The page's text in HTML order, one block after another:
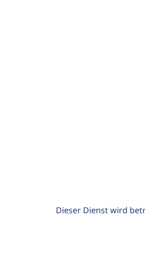
Dieser Dienst wird